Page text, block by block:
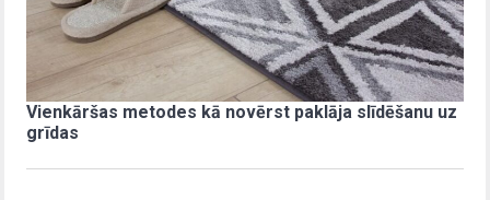
Vienkāršas metodes kā novērst paklāja slīdēšanu uz
grīdas